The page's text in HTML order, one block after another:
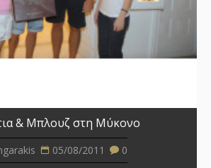
& Μπλουζ στη Μύκονο
05/08/2011 0